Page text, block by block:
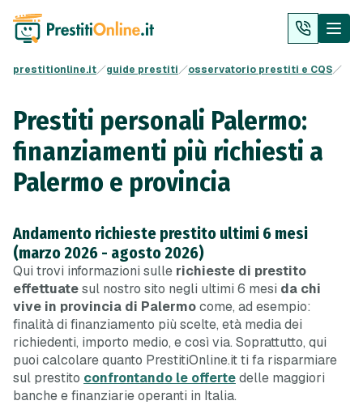
prestitionline.it guide prestiti osservatorio prestiti e CQS
Prestiti personali Palermo:
finanziamenti più richiesti a
Palermo e provincia
Andamento richieste prestito ultimi 6 mesi
(marzo 2026 - agosto 2026)
Qui trovi informazioni sulle richieste di prestito
effettuatesul nostro sito negli ultimi 6 mesi da chi
vive in provincia di Palermocome, ad esempio:
finalità di finanziamento più scelte, età media dei
richiedenti, importo medio, e così via. Soprattutto, qui
puoi calcolare quanto PrestitiOnline.it ti fa risparmiare
sul prestito confrontando le offertedelle maggiori
banche e finanziarie operanti in Italia.